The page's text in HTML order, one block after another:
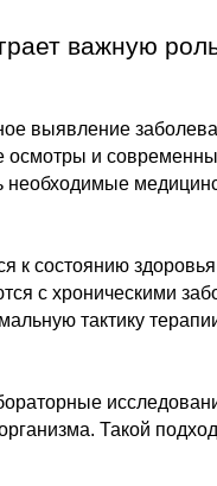
важную
выявление
осмотры и
необходимые
к состоянию
с хроническими
тактику
Такой